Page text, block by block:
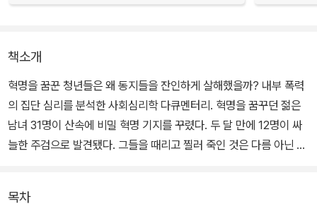
책소개
혁명을 꿈꾼 청년들은 왜 동지들을 잔인하게 살해했을까? 내부 폭력
의 집단 심리를 분석한 사회심리학 다큐멘터리. 혁명을 꿈꾸던 젊은
남녀 31명이 산속에 비밀 혁명 기지를 꾸렸다. 두 달 만에 12명이 싸
늘한 주검으로 발견됐다. 그들을 때리고 찔러 죽인 것은 다름 아닌 나
목차